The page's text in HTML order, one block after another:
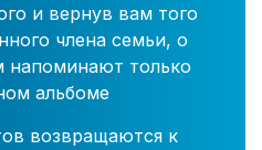
и вернув вам того
члена семьи, о
напоминают только
альбоме
возвращаются к